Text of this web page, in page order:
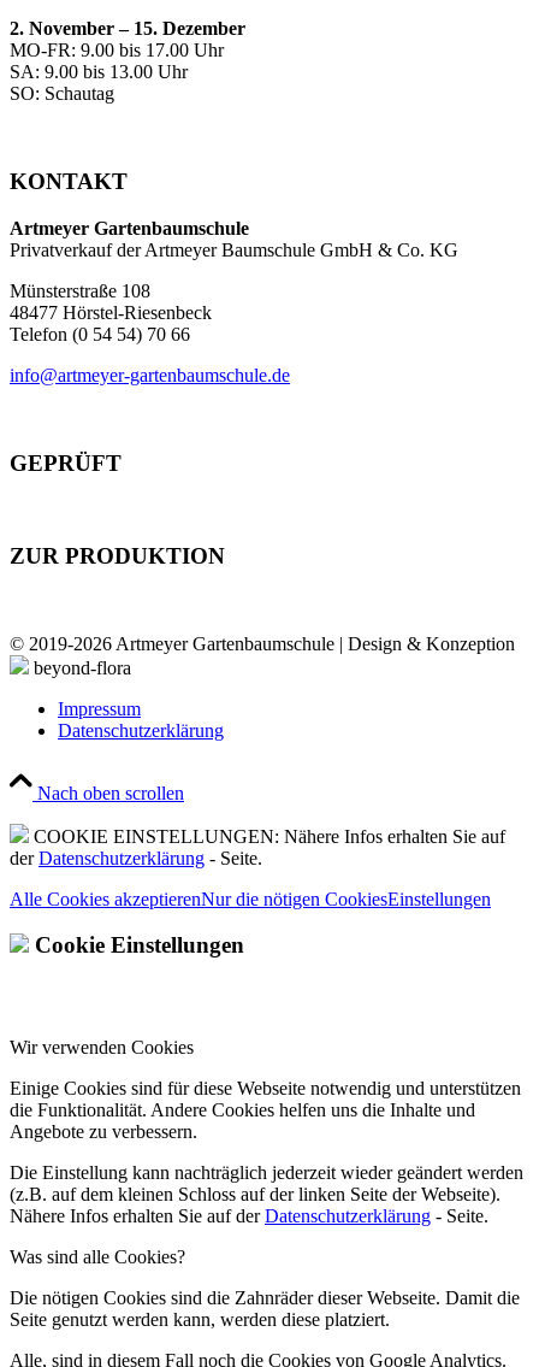
2. November – 15. Dezember
MO-FR: 9.00 bis 17.00 Uhr
SA: 9.00 bis 13.00 Uhr
SO: Schautag
KONTAKT
Artmeyer Gartenbaumschule
Privatverkauf der Artmeyer Baumschule GmbH & Co. KG
Münsterstraße 108
48477 Hörstel-Riesenbeck
Telefon (0 54 54) 70 66
info@artmeyer-gartenbaumschule.de
GEPRÜFT
ZUR PRODUKTION
© 2019-2026 Artmeyer Gartenbaumschule | Design & Konzeption
beyond-flora
Impressum
Datenschutzerklärung
Nach oben scrollen
COOKIE EINSTELLUNGEN: Nähere Infos erhalten Sie auf
derDatenschutzerklärung - Seite.
Alle Cookies akzeptierenNur die nötigen CookiesEinstellungen
Cookie Einstellungen
Wir verwenden Cookies
Einige Cookies sind für diese Webseite notwendig und unterstützen
die Funktionalität. Andere Cookies helfen uns die Inhalte und
Angebote zu verbessern.
Die Einstellung kann nachträglich jederzeit wieder geändert werden
(z.B. auf dem kleinen Schloss auf der linken Seite der Webseite).
Nähere Infos erhalten Sie auf derDatenschutzerklärung - Seite.
Was sind alle Cookies?
Die nötigen Cookies sind die Zahnräder dieser Webseite. Damit die
Seite genutzt werden kann, werden diese platziert.
Alle, sind in diesem Fall noch die Cookies von Google Analytics.